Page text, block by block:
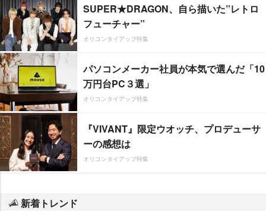
SUPER★DRAGON、自ら描いた”レトロ
フューチャー”
オリコンタイアップ特集
パソコンメーカー社員が本気で選んだ「10
万円台PC３選」
オリコンタイアップ特集
『VIVANT』限定ウオッチ、プロデューサ
ーの感想は
オリコンタイアップ特集
新着トレンド